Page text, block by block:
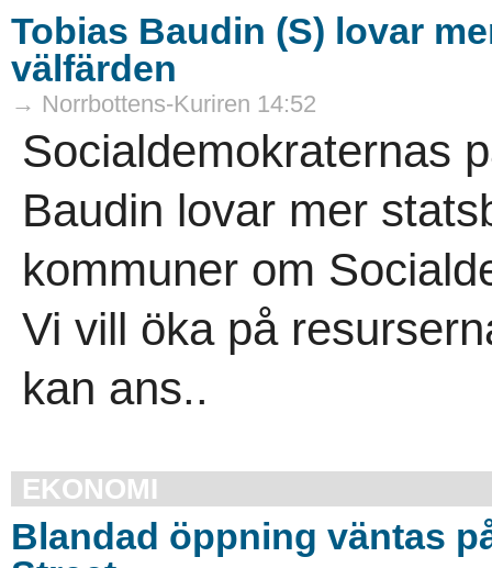
Tobias Baudin (S) lovar
välfärden
→ Norrbottens-Kuriren 14:52
Socialdemokraternas
Baudin lovar mer
kommuner om
Vi vill öka på
kan ans..
EKONOMI
Blandad öppning väntas